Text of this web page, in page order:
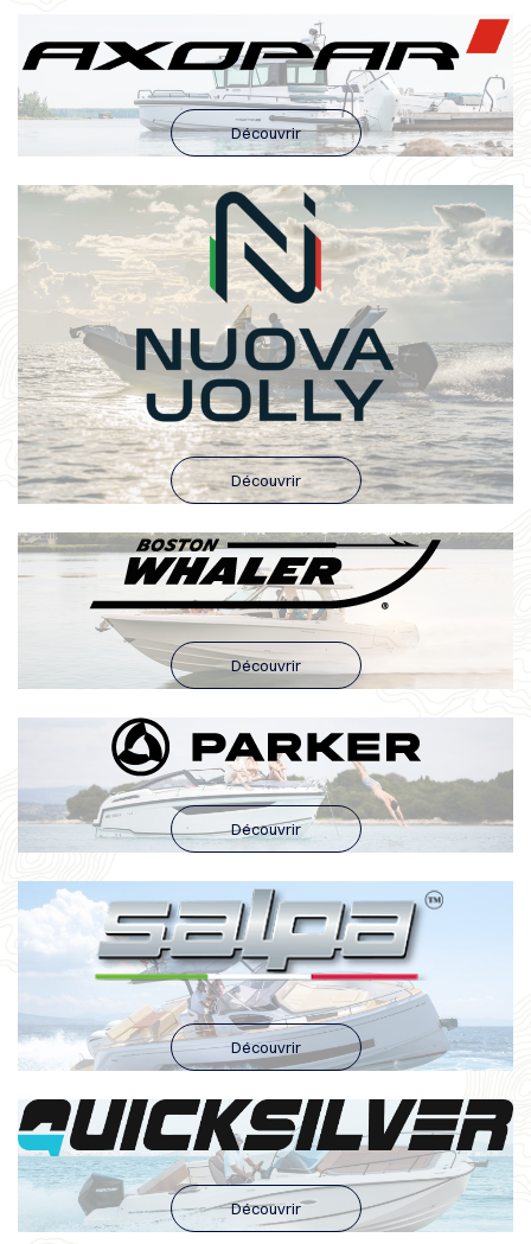
Découvrir
Découvrir
Découvrir
Découvrir
Découvrir
Découvrir